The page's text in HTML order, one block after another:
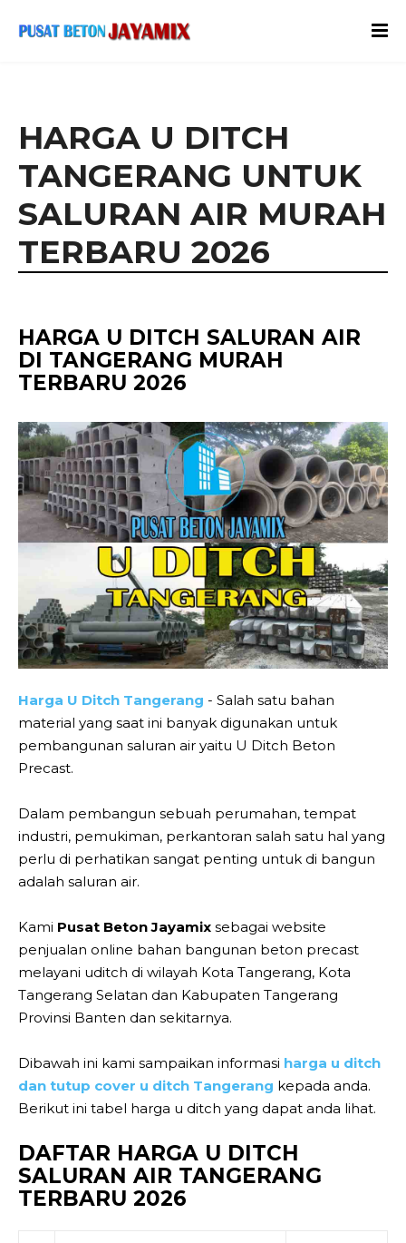
HARGA U DITCH
TANGERANG UNTUK
SALURAN AIR MURAH
TERBARU 2026
HARGA U DITCH SALURAN AIR
DI TANGERANG MURAH
TERBARU 2026
Harga U Ditch Tangerang - Salah satu bahan
material yang saat ini banyak digunakan untuk
pembangunan saluran air yaitu U Ditch Beton
Precast.
Dalam pembangun sebuah perumahan, tempat
industri, pemukiman, perkantoran salah satu hal yang
perlu di perhatikan sangat penting untuk di bangun
adalah saluran air.
Kami Pusat Beton Jayamix sebagai website
penjualan online bahan bangunan beton precast
melayani uditch di wilayah Kota Tangerang, Kota
Tangerang Selatan dan Kabupaten Tangerang
Provinsi Banten dan sekitarnya.
Dibawah ini kami sampaikan informasi harga u ditch
dan tutup cover u ditch Tangerang kepada anda.
Berikut ini tabel harga u ditch yang dapat anda lihat.
DAFTAR HARGA U DITCH
SALURAN AIR TANGERANG
TERBARU 2026